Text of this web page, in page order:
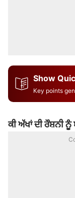
Show
Key points
ਕੀ ਅੱਖਾਂ ਦੀ ਰੌਸ਼ਨੀ